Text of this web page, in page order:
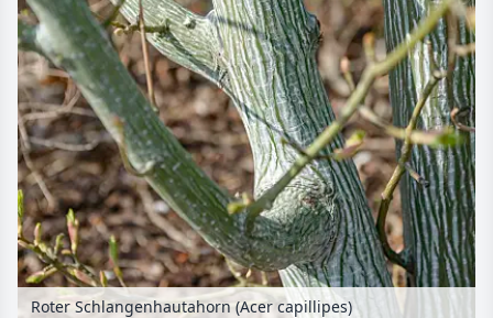
Roter Schlangenhautahorn (Acer capillipes)